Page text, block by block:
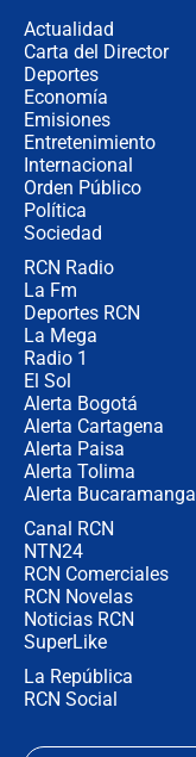
Actualidad
Carta del Director
Deportes
Economía
Emisiones
Entretenimiento
Internacional
Orden Público
Política
Sociedad
RCN Radio
La Fm
Deportes RCN
La Mega
Radio 1
El Sol
Alerta Bogotá
Alerta Cartagena
Alerta Paisa
Alerta Tolima
Alerta Bucaramanga
Canal RCN
NTN24
RCN Comerciales
RCN Novelas
Noticias RCN
SuperLike
La República
RCN Social